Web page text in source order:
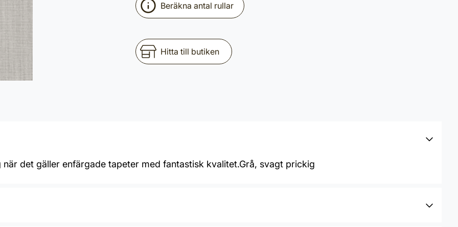
Beräkna antal rullar
Hitta till butiken
det gäller enfärgade tapeter med fantastisk kvalitet.Grå, svagt prickig